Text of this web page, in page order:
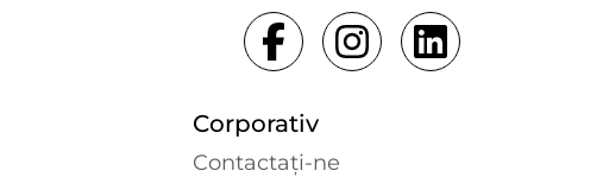
Corporativ
Contactaţi-ne